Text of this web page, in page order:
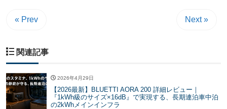
« Prev Next »
関連記事
2026年4月29日
【2026最新】BLUETTI AORA 200 詳細レビュー｜
『1kWh級のサイズ×16dB』で実現する、長期連泊車中泊
の2kWhメインインフラ